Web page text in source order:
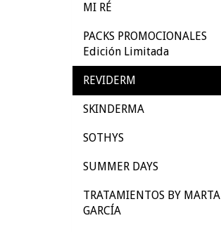
MI RÉ
PACKS PROMOCIONALES
Edición Limitada
REVIDERM
SKINDERMA
SOTHYS
SUMMER DAYS
TRATAMIENTOS BY MARTA
GARCÍA